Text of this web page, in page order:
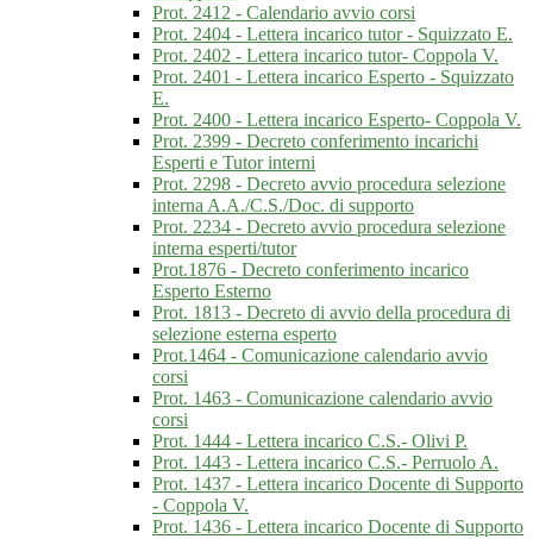
Prot. 2412 - Calendario avvio corsi
Prot. 2404 - Lettera incarico tutor - Squizzato E.
Prot. 2402 - Lettera incarico tutor- Coppola V.
Prot. 2401 - Lettera incarico Esperto - Squizzato
E.
Prot. 2400 - Lettera incarico Esperto- Coppola V.
Prot. 2399 - Decreto conferimento incarichi
Esperti e Tutor interni
Prot. 2298 - Decreto avvio procedura selezione
interna A.A./C.S./Doc. di supporto
Prot. 2234 - Decreto avvio procedura selezione
interna esperti/tutor
Prot.1876 - Decreto conferimento incarico
Esperto Esterno
Prot. 1813 - Decreto di avvio della procedura di
selezione esterna esperto
Prot.1464 - Comunicazione calendario avvio
corsi
Prot. 1463 - Comunicazione calendario avvio
corsi
Prot. 1444 - Lettera incarico C.S.- Olivi P.
Prot. 1443 - Lettera incarico C.S.- Perruolo A.
Prot. 1437 - Lettera incarico Docente di Supporto
- Coppola V.
Prot. 1436 - Lettera incarico Docente di Supporto